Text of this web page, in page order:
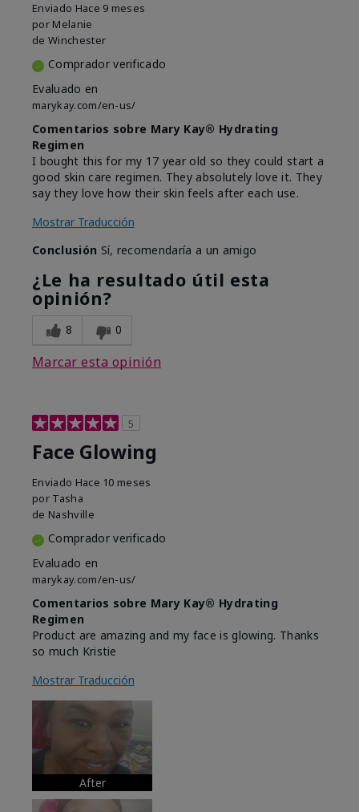
Enviado Hace 9 meses
por Melanie
de Winchester
Comprador verificado
Evaluado en
marykay.com/en-us/
Comentarios sobre Mary Kay® Hydrating
Regimen
I bought this for my 17 year old so they could start a
good skin care regimen. They absolutely love it. They
say they love how their skin feels after each use.
Mostrar Traducción
Conclusión Sí, recomendaría a un amigo
¿Le ha resultado útil esta
opinión?
8 0
Marcar esta opinión
5
Face Glowing
Enviado Hace 10 meses
por Tasha
de Nashville
Comprador verificado
Evaluado en
marykay.com/en-us/
Comentarios sobre Mary Kay® Hydrating
Regimen
Product are amazing and my face is glowing. Thanks
so much Kristie
Mostrar Traducción
After